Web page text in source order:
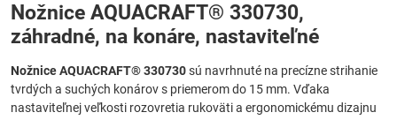
Nožnice AQUACRAFT® 330730,
záhradné, na konáre, nastaviteľné
Nožnice AQUACRAFT® 330730sú navrhnuté na precízne strihanie
tvrdých a suchých konárov s priemerom do 15 mm. Vďaka
nastaviteľnej veľkosti rozovretia rukoväti a ergonomickému dizajnu